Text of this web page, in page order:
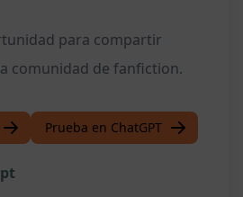
para compartir
comunidad de fanfiction.
Prueba en ChatGPT